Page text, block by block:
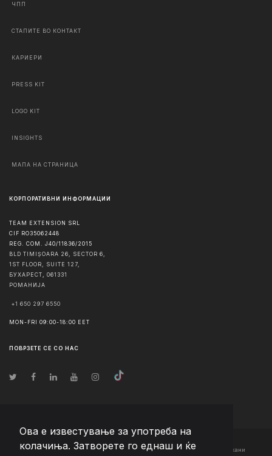
Ова е известување за употреба на
колачиња. Затворете го еднаш и ќе
ЧПП
СТАПИТЕ ВО КОНТАКТ
КАРИЕРИ
PRESS KIT
LOGO KIT
INSIGHTS
МАПА НА СТРАНИЦА
КОРПОРАТИВНИ ИНФОРМАЦИИ
TEAM EXTENSION SRL
CIF RO35062448
REG. COM. J40/11836/2015
BLD TIMIȘOARA 26, SECTOR 6,
1ST FLOOR, SUITE 127,
БУХАРЕСТ
061331
РОМАНИЈА
+1 650 297 6550
MON-FRI 09:00-18:00 EET
ПОВРЗЕТЕ СЕ СО НАС
© Авторско право2026 Team Extension Macedonia - Сите права задржани